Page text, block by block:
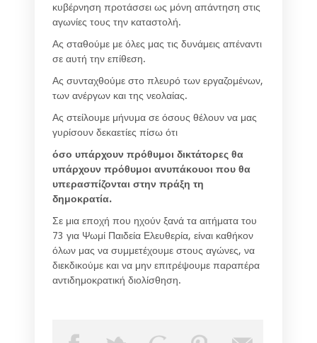
κυβέρνηση προτάσσει ως μόνη απάντηση στις
αγωνίες τους την καταστολή.
Ας σταθούμε με όλες μας τις δυνάμεις απέναντι
σε αυτή την επίθεση.
Ας συνταχθούμε στο πλευρό των εργαζομένων,
των ανέργων και της νεολαίας.
Ας στείλουμε μήνυμα σε όσους θέλουν να μας
γυρίσουν δεκαετίες πίσω ότι
όσο υπάρχουν πρόθυμοι δικτάτορες θα
υπάρχουν πρόθυμοι ανυπάκουοι που θα
υπερασπίζονται στην πράξη τη
δημοκρατία.
Σε μια εποχή που ηχούν ξανά τα αιτήματα του
73 για Ψωμί Παιδεία Ελευθερία, είναι καθήκον
όλων μας να συμμετέχουμε στους αγώνες, να
διεκδικούμε και να μην επιτρέψουμε παραπέρα
αντιδημοκρατική διολίσθηση.